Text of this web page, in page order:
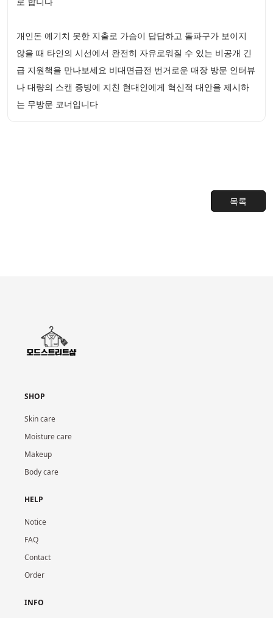
개인돈 예기치 못한 지출로 가슴이 답답하고 돌파구가 보이지
않을 때 타인의 시선에서 완전히 자유로워질 수 있는 비공개 긴
급 지원책을 만나보세요 비대면급전 번거로운 매장 방문 인터뷰
나 대량의 스캔 증빙에 지친 현대인에게 혁신적 대안을 제시하
는 무방문 코너입니다
목록
SHOP
Skin care
Moisture care
Makeup
Body care
HELP
Notice
FAQ
Contact
Order
INFO